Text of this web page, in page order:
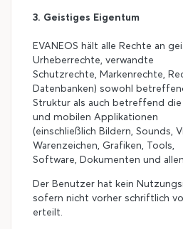
3. Geistiges Eigentum
EVANEOS hält alle Rechte an
Urheberrechte, verwandte
Schutzrechte, Markenrechte,
Datenbanken) sowohl
Struktur als auch betreffend
und mobilen Applikationen
(einschließlich Bildern, Sounds,
Warenzeichen, Grafiken, Tools,
Software, Dokumenten und
Der Benutzer hat kein
sofern nicht vorher schriftlich
erteilt.